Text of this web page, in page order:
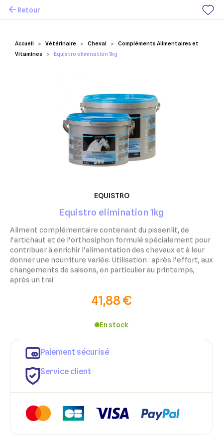
Mes favoris
Accueil Vétérinaire Cheval
Compléments Alimentaires et
Vitamines
Equistro elimination 1kg
Retour
EQUISTRO
Equistro elimination 1kg
Aliment complémentaire contenant du pissenlit, de
l'artichaut et de l'orthosiphon formulé spécialement pour
contribuer à enrichir l'alimentation des chevaux et à leur
donner une nourriture variée. Utilisation : après l'effort, aux
changements de saisons, en particulier au printemps,
après un trai
41,88 €
En stock
Paiement sécurisé
Service client